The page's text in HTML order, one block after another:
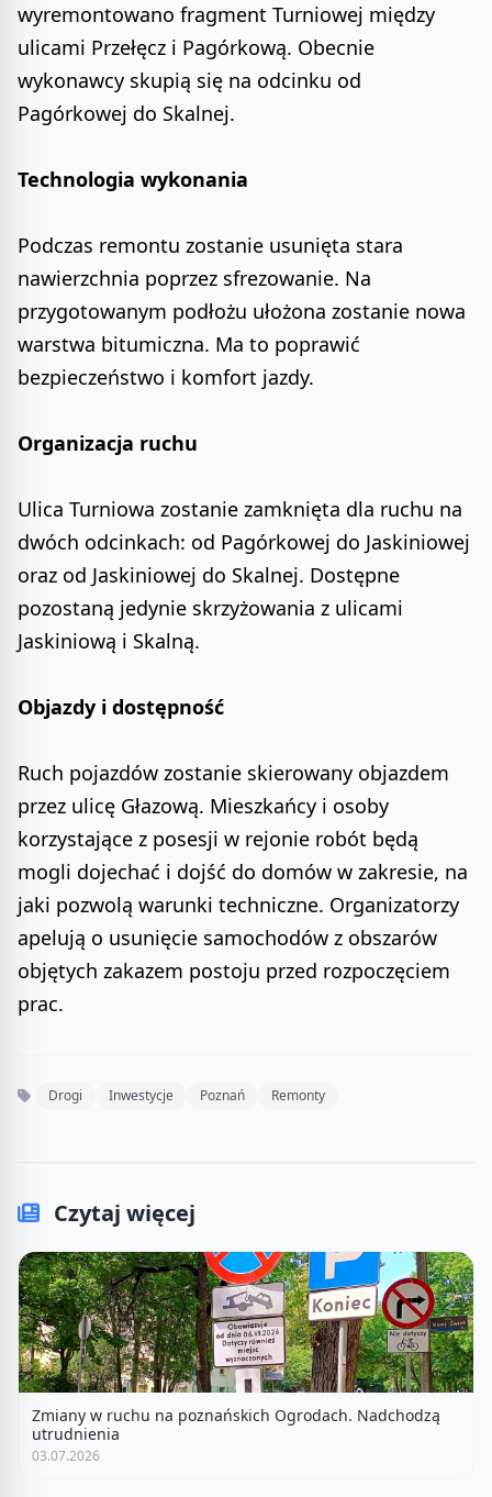
wyremontowano fragment Turniowej między
ulicami Przełęcz i Pagórkową. Obecnie
wykonawcy skupią się na odcinku od
Pagórkowej do Skalnej.
Technologia wykonania
Podczas remontu zostanie usunięta stara
nawierzchnia poprzez sfrezowanie. Na
przygotowanym podłożu ułożona zostanie nowa
warstwa bitumiczna. Ma to poprawić
bezpieczeństwo i komfort jazdy.
Organizacja ruchu
Ulica Turniowa zostanie zamknięta dla ruchu na
dwóch odcinkach: od Pagórkowej do Jaskiniowej
oraz od Jaskiniowej do Skalnej. Dostępne
pozostaną jedynie skrzyżowania z ulicami
Jaskiniową i Skalną.
Objazdy i dostępność
Ruch pojazdów zostanie skierowany objazdem
przez ulicę Głazową. Mieszkańcy i osoby
korzystające z posesji w rejonie robót będą
mogli dojechać i dojść do domów w zakresie, na
jaki pozwolą warunki techniczne. Organizatorzy
apelują o usunięcie samochodów z obszarów
objętych zakazem postoju przed rozpoczęciem
prac.
Drogi Inwestycje Poznań Remonty
Czytaj więcej
Zmiany w ruchu na poznańskich Ogrodach. Nadchodzą
utrudnienia
03.07.2026